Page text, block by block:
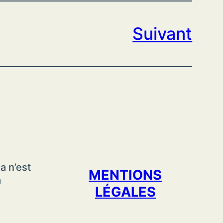
Suivant
n’est
MENTIONS
LÉGALES